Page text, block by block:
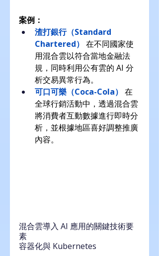
案例：
渣打銀行（Standard
Chartered） 在不同國家使
用混合雲以符合當地金融法
規，同時利用公有雲的 AI 分
析交易異常行為。
可口可樂（Coca-Cola） 在
全球行銷活動中，透過混合雲
將消費者互動數據進行即時分
析，並根據地區喜好調整推廣
內容。
混合雲導入 AI 應用的關鍵技術要
素
容器化與 Kubernetes